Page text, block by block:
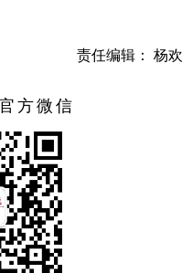
责任编辑： 杨欢
方微信